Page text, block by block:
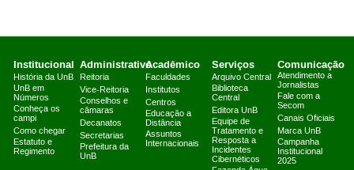
Institucional
História da UnB
UnB em
Números
Conheça os
campi
Como chegar
Estatuto e
Regimento
Administrativo
Reitoria
Vice-Reitoria
Conselhos e
câmaras
Decanatos
Secretarias
Prefeitura da
UnB
Acadêmico
Faculdades
Institutos
Centros
Educação a
Distância
Assuntos
Internacionais
Serviços
Arquivo Central
Biblioteca
Central
Editora UnB
Equipe de
Tratamento e
Resposta a
Incidentes
Cibernéticos
Comunicação
Atendimento a
Jornalistas
Fale com a
Secom
Canais Oficiais
Marca UnB
Campanha
Institucional
2025